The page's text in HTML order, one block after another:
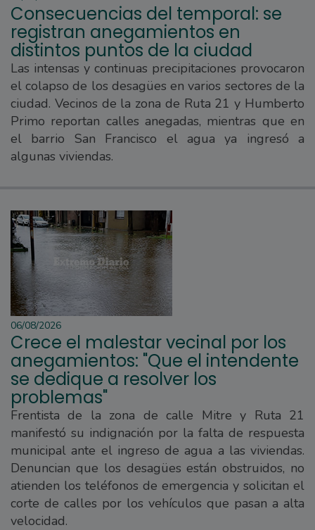
Consecuencias del temporal: se
registran anegamientos en
distintos puntos de la ciudad
Las intensas y continuas precipitaciones provocaron
el colapso de los desagües en varios sectores de la
ciudad. Vecinos de la zona de Ruta 21 y Humberto
Primo reportan calles anegadas, mientras que en
el barrio San Francisco el agua ya ingresó a
algunas viviendas.
06/08/2026
Crece el malestar vecinal por los
anegamientos: "Que el intendente
se dedique a resolver los
problemas"
Frentista de la zona de calle Mitre y Ruta 21
manifestó su indignación por la falta de respuesta
municipal ante el ingreso de agua a las viviendas.
Denuncian que los desagües están obstruidos, no
atienden los teléfonos de emergencia y solicitan el
corte de calles por los vehículos que pasan a alta
velocidad.